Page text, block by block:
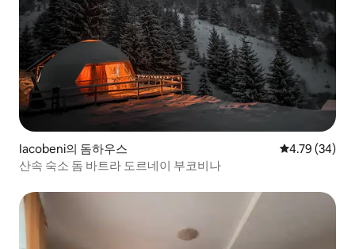
Iacobeni의 돔하우스 평점 4.79점(5
4.79 (34)
산속 숙소 돔 바트라 도르네이 부코비나